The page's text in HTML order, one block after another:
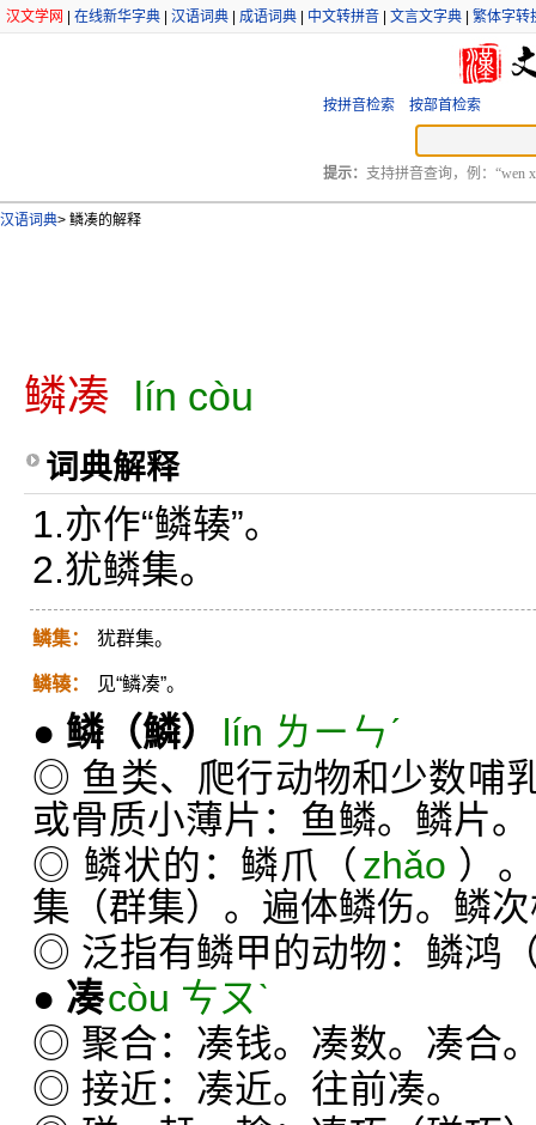
汉文学网 在线新华字典 汉语词典 成语词典 中文转拼音 文言文字典 繁体字转
按拼音检索 按部首检索
提示： 支持拼音查询，例：“wen
汉语词典> 鳞凑的解释
鳞凑 lín còu
词典解释
1.亦作“鳞辏”。
2.犹鳞集。
鳞集： 犹群集。
鳞辏： 见“鳞凑”。
● 鳞（鱗）
lín ㄌㄧㄣˊ
◎ 鱼类、爬行动物和少数哺
或骨质小薄片：鱼鳞。鳞片。
◎ 鳞状的：鳞爪（ zhǎo ）
集（群集）。遍体鳞伤。鳞
◎ 泛指有鳞甲的动物：鳞鸿
● 凑còu ㄘㄡˋ
◎ 聚合：凑钱。凑数。凑合
◎ 接近：凑近。往前凑。